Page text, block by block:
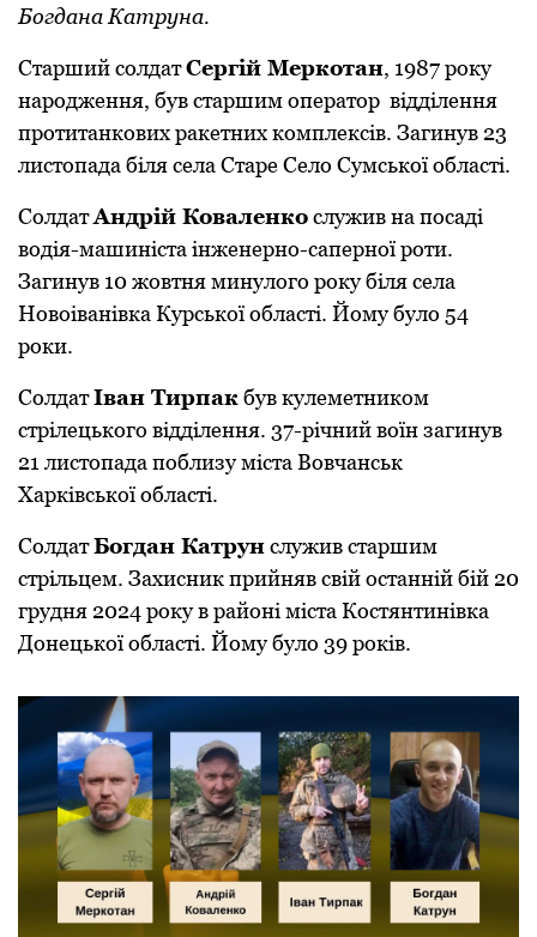
Богдана Катруна.
Старший солдатСергій Меркотан, 1987 року
народження, був старшим оператор відділення
протитанкових ракетних комплексів. Загинув 23
листопада біля села Старе Село Сумської області.
СолдатАндрій Коваленкослужив на посаді
водія-машиніста інженерно-саперної роти.
Загинув 10 жовтня минулого року біля села
Новоіванівка Курської області. Йому було 54
роки.
СолдатІван Тирпак був кулеметником
стрілецького відділення. 37-річний воїн загинув
21 листопада поблизу міста Вовчанськ
Харківської області.
СолдатБогдан Катрунслужив старшим
стрільцем. Захисник прийняв свій останній бій 20
грудня 2024 року в районі міста Костянтинівка
Донецької області. Йому було 39 років.